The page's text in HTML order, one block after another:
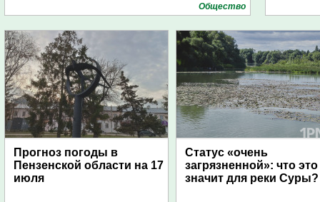
Общество
Прогноз погоды в
Пензенской области на 17
июля
Статус «очень
загрязненной»: что это
значит для реки Суры?